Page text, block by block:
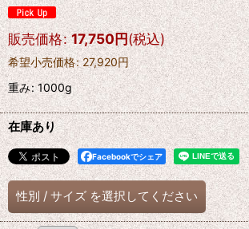
販売価格: 17,750円(税込)
希望小売価格: 27,920円
重み:1000g
在庫あり
Facebookでシェア
性別 / サイズ を選択してください